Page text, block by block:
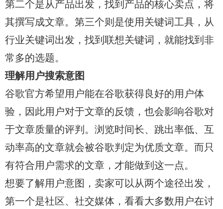
第二个是从产品出发，找到产品的核心卖点，将
其撰写成文章。第三个则是使用关键词工具，从
行业关键词出发，找到联想关键词，就能找到非
常多的选题。
理解用户搜索意图
谷歌官方希望用户能在谷歌获得良好的用户体
验，因此用户对于文章的反馈，也会影响谷歌对
于文章质量的评判。浏览时间长、跳出率低、互
动率高的文章就会被谷歌判定为优质文章。而只
有符合用户需求的文章，才能做到这一点。
想要了解用户意图，卖家可以从两个途径出发，
第一个是社区、社交媒体，看看大多数用户在讨